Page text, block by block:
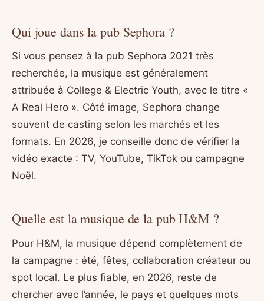
Qui joue dans la pub Sephora ?
Si vous pensez à la pub Sephora 2021 très
recherchée, la musique est généralement
attribuée à College & Electric Youth, avec le titre «
A Real Hero ». Côté image, Sephora change
souvent de casting selon les marchés et les
formats. En 2026, je conseille donc de vérifier la
vidéo exacte : TV, YouTube, TikTok ou campagne
Noël.
Quelle est la musique de la pub H&M ?
Pour H&M, la musique dépend complètement de
la campagne : été, fêtes, collaboration créateur ou
spot local. Le plus fiable, en 2026, reste de
chercher avec l’année, le pays et quelques mots